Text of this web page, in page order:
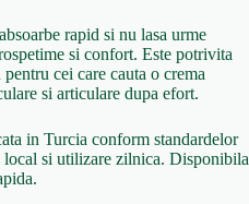
rapid si nu lasa urme
si confort. Este potrivita
cei care cauta o crema
si articulare dupa efort.
in Turcia conform standardelor
local si utilizare zilnica. Disponibila